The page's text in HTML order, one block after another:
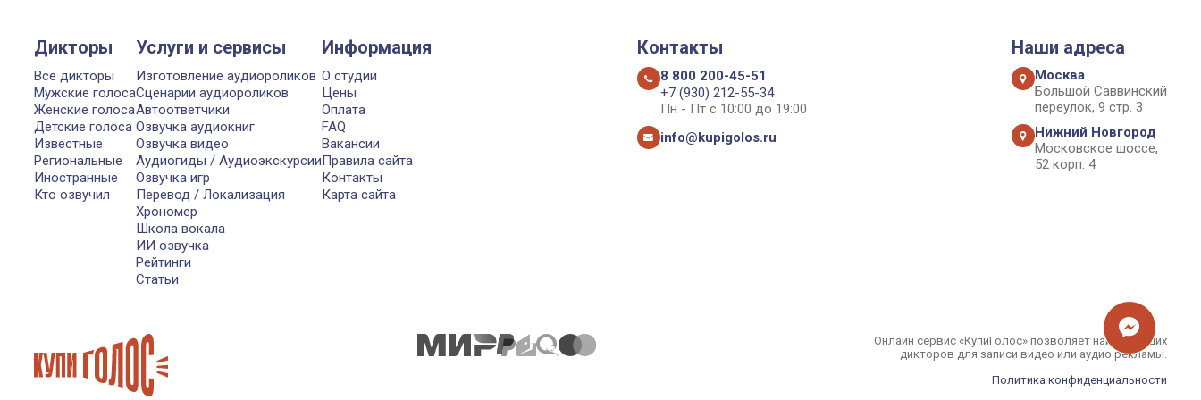
Дикторы
Все дикторы
Мужские голоса
Женские голоса
Детские голоса
Известные
Региональные
Иностранные
Кто озвучил
Услуги и сервисы
Изготовление аудиороликов
Сценарии аудиороликов
Автоответчики
Озвучка аудиокниг
Озвучка видео
Аудиогиды / Аудиоэкскурсии
Озвучка игр
Перевод / Локализация
Хрономер
Школа вокала
ИИ озвучка
Рейтинги
Статьи
Информация
О студии
Цены
Оплата
FAQ
Вакансии
Правила сайта
Контакты
Карта сайта
Контакты
8 800 200-45-51
+7 (930) 212-55-34
Пн - Пт с 10:00 до 19:00
info@kupigolos.ru
Наши адреса
Москва
Большой Саввинский
переулок, 9 стр. 3
Нижний Новгород
Московское шоссе,
52 корп. 4
Онлайн сервис «КупиГолос» позволяет найти лучших
дикторов для записи видео или аудио рекламы.
Политика конфиденциальности